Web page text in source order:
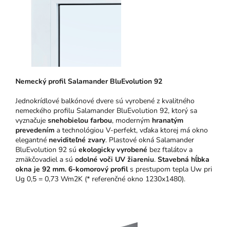
Nemecký profil Salamander BluEvolution 92
Jednokrídlové balkónové dvere sú vyrobené z kvalitného
nemeckého profilu Salamander BluEvolution 92, ktorý sa
vyznačuje snehobielou farbou, moderným hranatým
prevedením a technológiou V-perfekt, vďaka ktorej má okno
elegantné neviditeľné zvary. Plastové okná Salamander
BluEvolution 92 sú ekologicky vyrobené bez ftalátov a
zmäkčovadiel a sú odolné voči UV žiareniu. Stavebná hĺbka
okna je 92 mm. 6-komorový profils prestupom tepla Uw pri
Ug 0,5 = 0,73 Wm2K (* referenčné okno 1230x1480).